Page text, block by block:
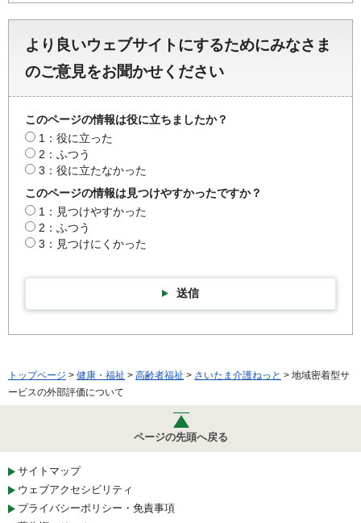
より良いウェブサイトにするためにみなさま
のご意見をお聞かせください
このページの情報は役に立ちましたか？
1：役に立った
2：ふつう
3：役に立たなかった
このページの情報は見つけやすかったですか？
1：見つけやすかった
2：ふつう
3：見つけにくかった
送信
トップページ > 健康・福祉 > 高齢者福祉 > さいたま介護ねっと > 地域密着型サ
ービスの外部評価について
ページの先頭へ戻る
サイトマップ
ウェブアクセシビリティ
プライバシーポリシー・免責事項